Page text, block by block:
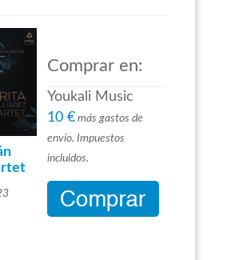
Comprar en:
Youkali Music
10 € más gastos de
envío. Impuestos
incluidos.